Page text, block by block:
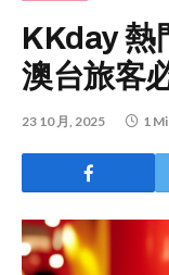
KKday 熱
澳台旅客
23 10 月, 2025 1